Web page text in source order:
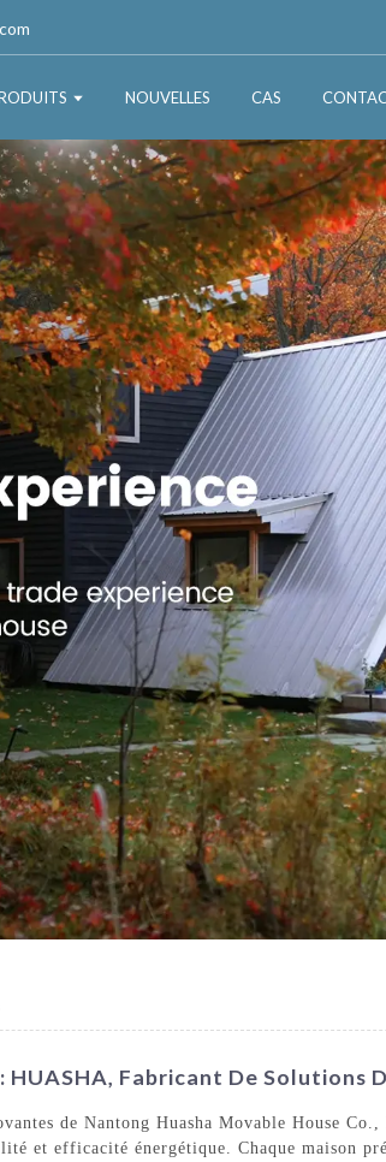
NOUVELLES CAS
Fabricant De Solutions
de Nantong Huasha Movable House
et efficacité énergétique. Chaque maison